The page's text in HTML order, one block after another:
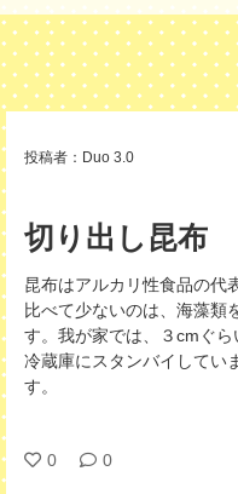
投稿者： Duo 3.0
切り出し昆布
昆布はアルカリ性食品の代
比べて少ないのは、海藻類
す。我が家では、３cmぐ
冷蔵庫にスタンバイしてい
す。
0 0